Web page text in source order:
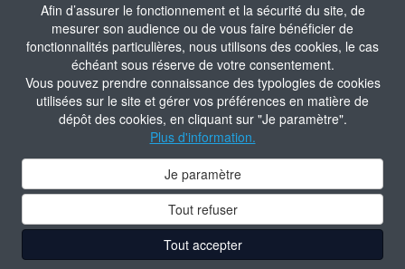
Afin d’assurer le fonctionnement et la sécurité du site, de
mesurer son audience ou de vous faire bénéficier de
fonctionnalités particulières, nous utilisons des cookies, le cas
échéant sous réserve de votre consentement.
Vous pouvez prendre connaissance des typologies de cookies
utilisées sur le site et gérer vos préférences en matière de
dépôt des cookies, en cliquant sur "Je paramètre".
Plus d'information.
Je paramètre
Tout refuser
Tout accepter